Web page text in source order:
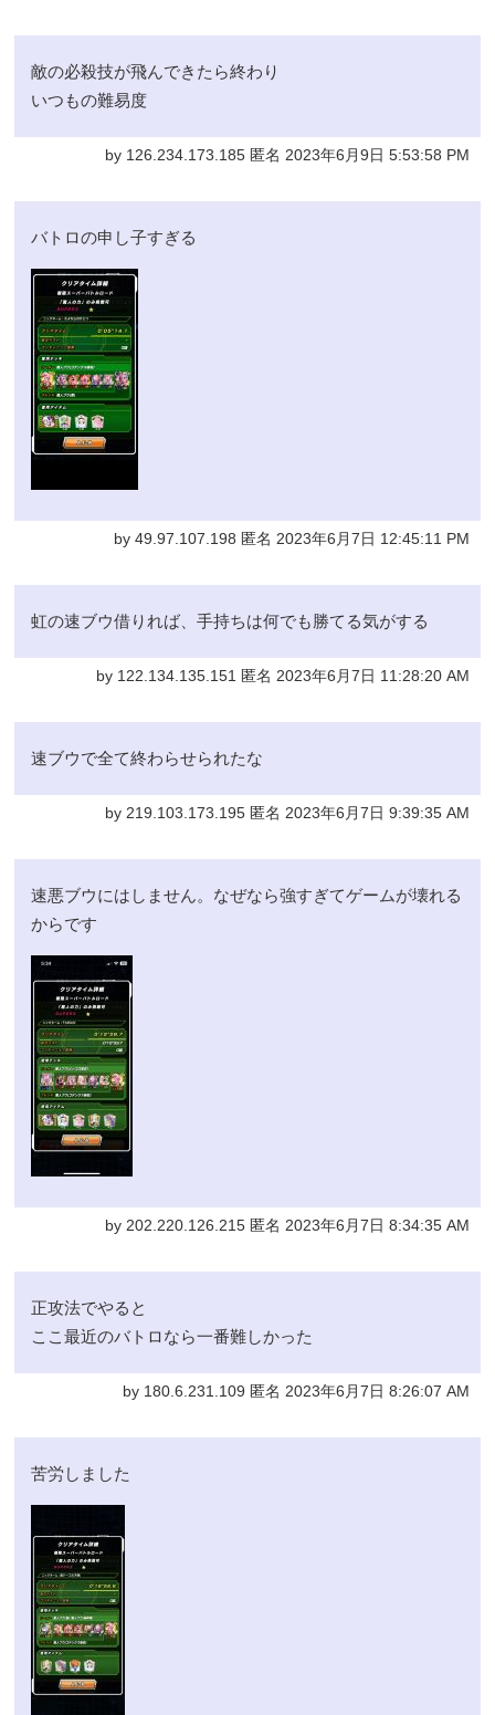
敵の必殺技が飛んできたら終わり
いつもの難易度
by 126.234.173.185 匿名 2023年6月9日 5:53:58 PM
バトロの申し子すぎる
by 49.97.107.198 匿名 2023年6月7日 12:45:11 PM
虹の速ブウ借りれば、手持ちは何でも勝てる気がする
by 122.134.135.151 匿名 2023年6月7日 11:28:20 AM
速ブウで全て終わらせられたな
by 219.103.173.195 匿名 2023年6月7日 9:39:35 AM
速悪ブウにはしません。なぜなら強すぎてゲームが壊れる
からです
by 202.220.126.215 匿名 2023年6月7日 8:34:35 AM
正攻法でやると
ここ最近のバトロなら一番難しかった
by 180.6.231.109 匿名 2023年6月7日 8:26:07 AM
苦労しました